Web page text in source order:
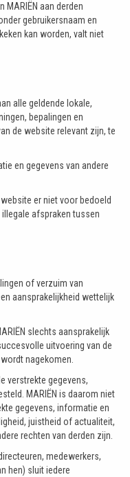
aan derden
gebruikersnaam en
kan worden, valt niet
alle geldende lokale,
bepalingen en
de website relevant zijn, te
en gegevens van andere
er niet voor bedoeld
afspraken tussen
of verzuim van
aansprakelijkheid wettelijk
slechts aansprakelijk
uitvoering van de
nagekomen.
verstrekte gegevens,
MARIËN is daarom niet
gegevens, informatie en
juistheid of actualiteit,
rechten van derden zijn.
medewerkers,
hen) sluit iedere